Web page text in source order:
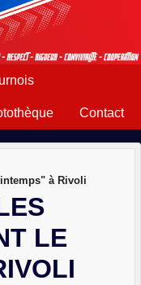
Contact
à Rivoli
LE